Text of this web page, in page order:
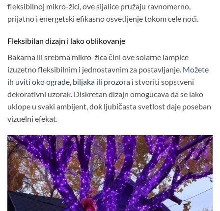
fleksibilnoj mikro-žici, ove sijalice pružaju ravnomerno,
prijatno i energetski efikasno osvetljenje tokom cele noći.
Fleksibilan dizajn i lako oblikovanje
Bakarna ili srebrna mikro-žica čini ove solarne lampice
izuzetno fleksibilnim i jednostavnim za postavljanje. Možete
ih uviti oko ograde, biljaka ili prozora i stvoriti sopstveni
dekorativni uzorak. Diskretan dizajn omogućava da se lako
uklope u svaki ambijent, dok ljubičasta svetlost daje poseban
vizuelni efekat.